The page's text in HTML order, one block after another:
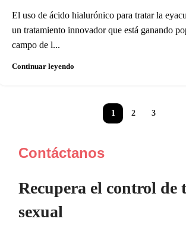
El uso de ácido hialurónico para tratar la
un tratamiento innovador que está ganando
campo de l...
Continuar leyendo
1 2 3
Contáctanos
Recupera el control de
sexual